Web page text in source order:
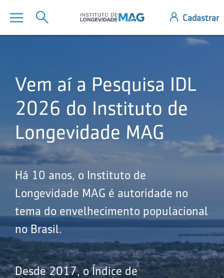
Vem aí a Pesquisa IDL
2026 do Instituto de
Longevidade MAG
Há 10 anos, o Instituto de
Longevidade MAG é autoridade no
tema do envelhecimento populacional
no Brasil.
Desde 2017, o Índice de